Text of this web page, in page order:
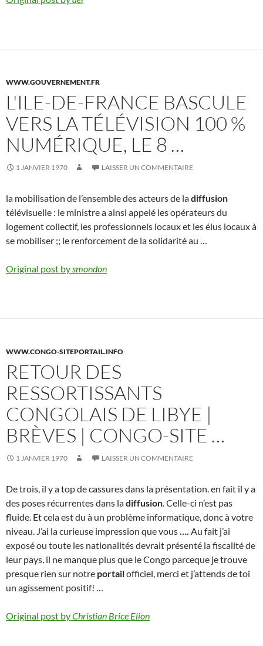
WWW.GOUVERNEMENT.FR
L'ILE-DE-FRANCE BASCULE
VERS LA TÉLÉVISION 100 %
NUMÉRIQUE, LE 8 …
1 JANVIER 1970 LAISSER UN COMMENTAIRE
la mobilisation de l’ensemble des acteurs de ladiffusion
télévisuelle : le ministre a ainsi appelé les opérateurs du
logement collectif, les professionnels locaux et les élus locaux à
se mobiliser ;; le renforcement de la solidarité au …
Original post bysmondon
WWW.CONGO-SITEPORTAIL.INFO
RETOUR DES
RESSORTISSANTS
CONGOLAIS DE LIBYE |
BRÈVES | CONGO-SITE …
1 JANVIER 1970 LAISSER UN COMMENTAIRE
De trois, il y a top de cassures dans la présentation. en fait il y a
des poses récurrentes dans ladiffusion. Celle-ci n’est pas
fluide. Et cela est du à un problème informatique, donc à votre
niveau. J’ai la curieuse impression que vous…. Au fait j’ai
exposé ou toute les nationalités devrait présenté la fiscalité de
leur pays, il ne manque plus que le Congo parceque je trouve
presque rien sur notre portailofficiel, merci et j’attends de toi
un agissement positif! …
Original post byChristian Brice Elion